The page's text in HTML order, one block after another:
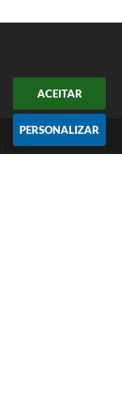
ACEITAR
PERSONALIZAR